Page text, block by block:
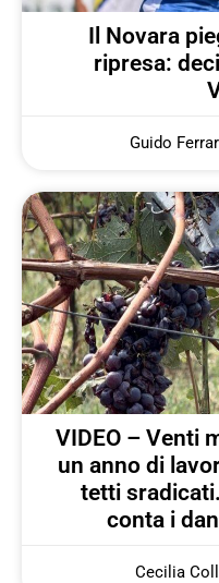
Il Novara
ripresa:
Guido
VIDEO – Venti
un anno di
tetti
conta i
Cecilia